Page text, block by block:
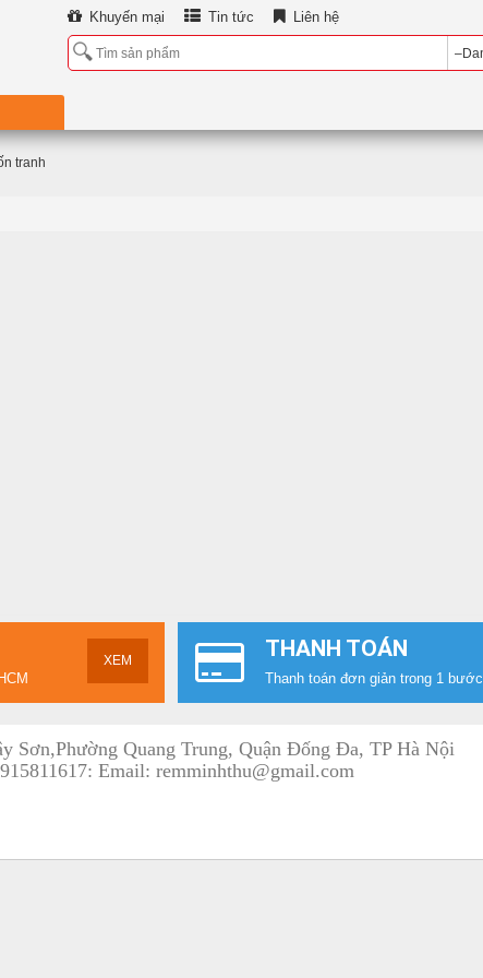
Khuyến mại Tin tức Liên hệ
tranh
XEM THANH TOÁN
Thanh toán đơn giản trong 1 bước
Sơn,Phường Quang Trung, Quận Đống Đa, TP Hà Nội
Email: remminhthu@gmail.com